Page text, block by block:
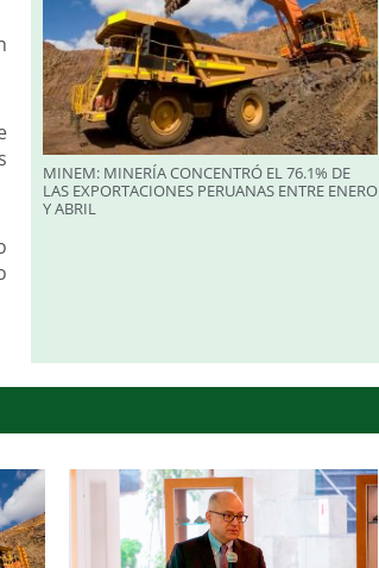
MINEM: MINERÍA CONCENTRÓ EL 76.1% DE
LAS EXPORTACIONES PERUANAS ENTRE ENERO
Y ABRIL